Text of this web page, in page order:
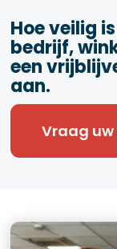
Hoe veilig
bedrijf,
een
aan.
Vraag